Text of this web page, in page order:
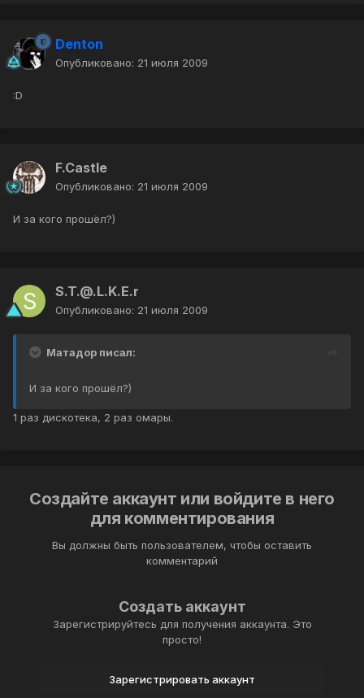
Denton
Опубликовано: 21 июля 2009
:D
F.Castle
Опубликовано: 21 июля 2009
И за кого прошёл?)
S.T.@.L.K.E.r
Опубликовано: 21 июля 2009
Матадор писал:
И за кого прошёл?)
1 раз дискотека, 2 раз омары.
Создайте аккаунт или войдите в него
для комментирования
Вы должны быть пользователем, чтобы оставить
комментарий
Создать аккаунт
Зарегистрируйтесь для получения аккаунта. Это
просто!
Зарегистрировать аккаунт